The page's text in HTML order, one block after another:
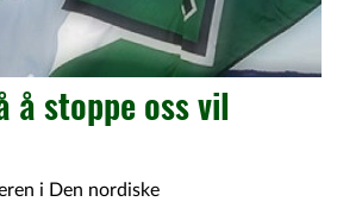
å stoppe oss vil
i Den nordiske